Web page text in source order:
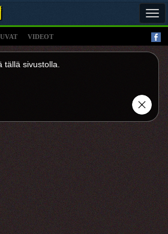
VIDEOT
tällä sivustolla.